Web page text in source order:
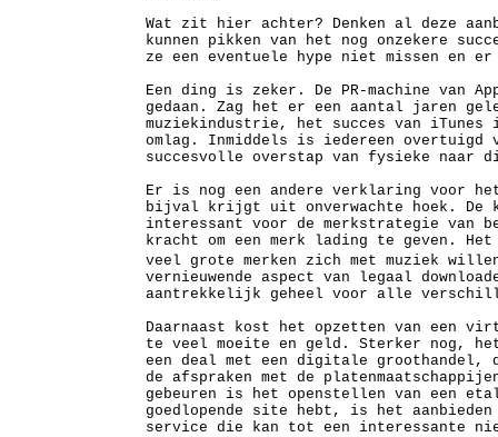
Wat zit hier achter? Denken al deze
kunnen pikken van het nog onzekere
ze een eventuele hype niet missen en
Een ding is zeker. De PR-machine van
gedaan. Zag het er een aantal jaren
muziekindustrie, het succes van iTunes
omlag. Inmiddels is iedereen overtuigd
succesvolle overstap van fysieke naar
Er is nog een andere verklaring voor
bijval krijgt uit onverwachte hoek. De
interessant voor de merkstrategie van
kracht om een merk lading te geven.
veel grote merken zich met muziek
vernieuwende aspect van legaal
aantrekkelijk geheel voor alle
Daarnaast kost het opzetten van een
te veel moeite en geld. Sterker nog,
een deal met een digitale groothandel,
de afspraken met de
gebeuren is het openstellen van een
goedlopende site hebt, is het
service die kan tot een interessante